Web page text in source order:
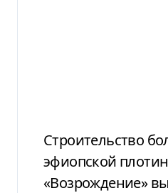
Строительство большой
эфиопской
«Возрождение»